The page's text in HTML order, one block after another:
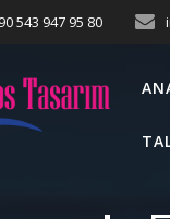
543 947 95 80